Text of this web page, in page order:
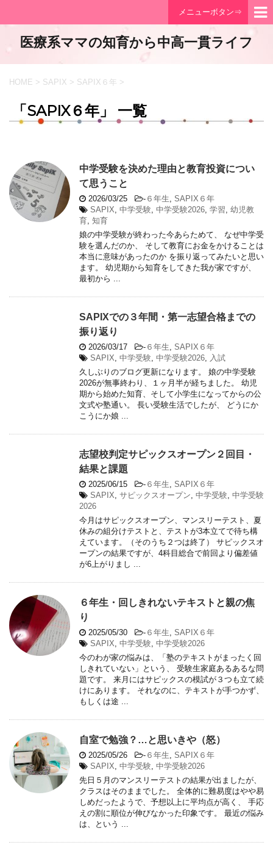
メニューボタン⇒
医療系ママの知育から中高一貫ライフ
HOME > SAPIX > SAPIX６年 >
「SAPIX６年」 一覧
中学受験を決めた理由と教育投資につい
て思うこと
2026/03/25 - ６年生, SAPIX６年
SAPIX, 中学受験, 中学受験2026, 学習, 幼児教
育, 知育
娘の中学受験が終わった今あらためて、 なぜ中学受
験を選んだのか、 そして教育にお金をかけることは
本当に意味があったのか を振り返ってみたいと思い
ます。 幼児期から知育をしてきた我が家ですが、
最初から ...
SAPIXでの３年間・第一志望合格までの
振り返り
2026/03/17 - ６年生, SAPIX６年
SAPIX, 中学受験, 中学受験2026, 入試
久しぶりのブログ更新になります。 娘の中学受験
2026が無事終わり、１ヶ月半が経ちました。 幼児
期から始めた知育、そして小学生になってからの公
文式や塾通い。 長い受験生活でしたが、 どうにか
こうにか娘 ...
志望校判定サピックスオープン２回目・
結果と課題
2025/06/15 - ６年生, SAPIX６年
SAPIX, サピックスオープン, 中学受験, 中学受験
2026
今月はサピックスオープン、マンスリーテスト、夏
休みの組分けテストと、テストが3本立てで待ち構
えています。（そのうち２つは終了） サピックスオ
ープンの結果ですが、4科目総合で前回より偏差値
が6上がりまし ...
６年生・回しきれないテキストと親の焦
り
2025/05/30 - ６年生, SAPIX６年
SAPIX, 中学受験, 中学受験2026
今のわが家の悩みは、「塾のテキストがまったく回
しきれていない」という、 受験生家庭あるあるな問
題です。 来月にはサピックスの模試が３つも立て続
けにあります。 それなのに、テキストが手つかず、
もしくは途 ...
自室で勉強？…と思いきや（怒）
2025/05/26 - ６年生, SAPIX６年
SAPIX, 中学受験, 中学受験2026
先日５月のマンスリーテストの結果が出ましたが、
クラスはそのままでした。 全体的に難易度はやや易
しめだったようで、予想以上に平均点が高く、 手応
えの割に順位が伸びなかった印象です。 最近の悩み
は、という ...